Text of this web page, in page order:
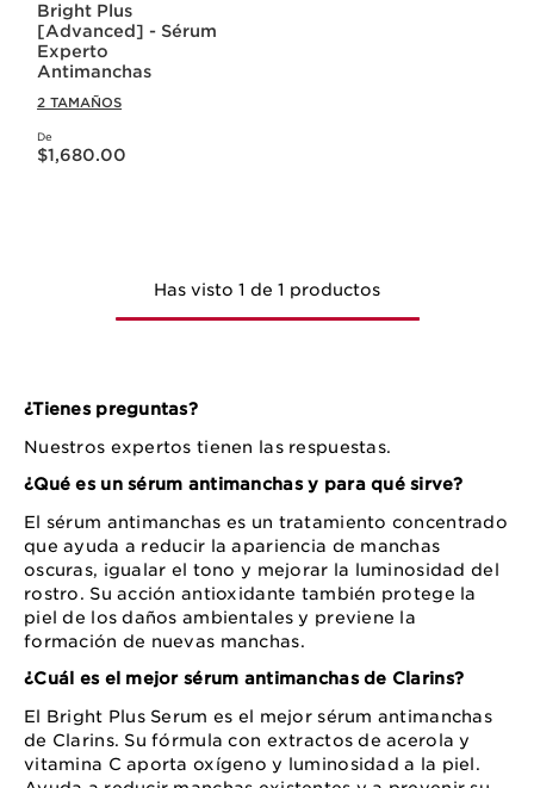
Bright Plus
[Advanced] - Sérum
Experto
Antimanchas
2 TAMAÑOS
De
Precio actual $1,680.00
$1,680.00
Has visto 1 de 1 productos
¿Tienes preguntas?
Nuestros expertos tienen las respuestas.
¿Qué es un sérum antimanchas y para qué sirve?
El sérum antimanchas es un tratamiento concentrado
que ayuda a reducir la apariencia de manchas
oscuras, igualar el tono y mejorar la luminosidad del
rostro. Su acción antioxidante también protege la
piel de los daños ambientales y previene la
formación de nuevas manchas.
¿Cuál es el mejor sérum antimanchas de Clarins?
El Bright Plus Serum es el mejor sérum antimanchas
de Clarins. Su fórmula con extractos de acerola y
vitamina C aporta oxígeno y luminosidad a la piel.